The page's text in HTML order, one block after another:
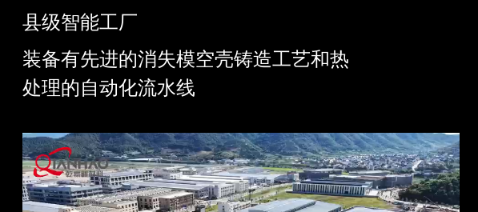
县级智能工厂
装备有先进的消失模空壳铸造工艺和热
处理的自动化流水线